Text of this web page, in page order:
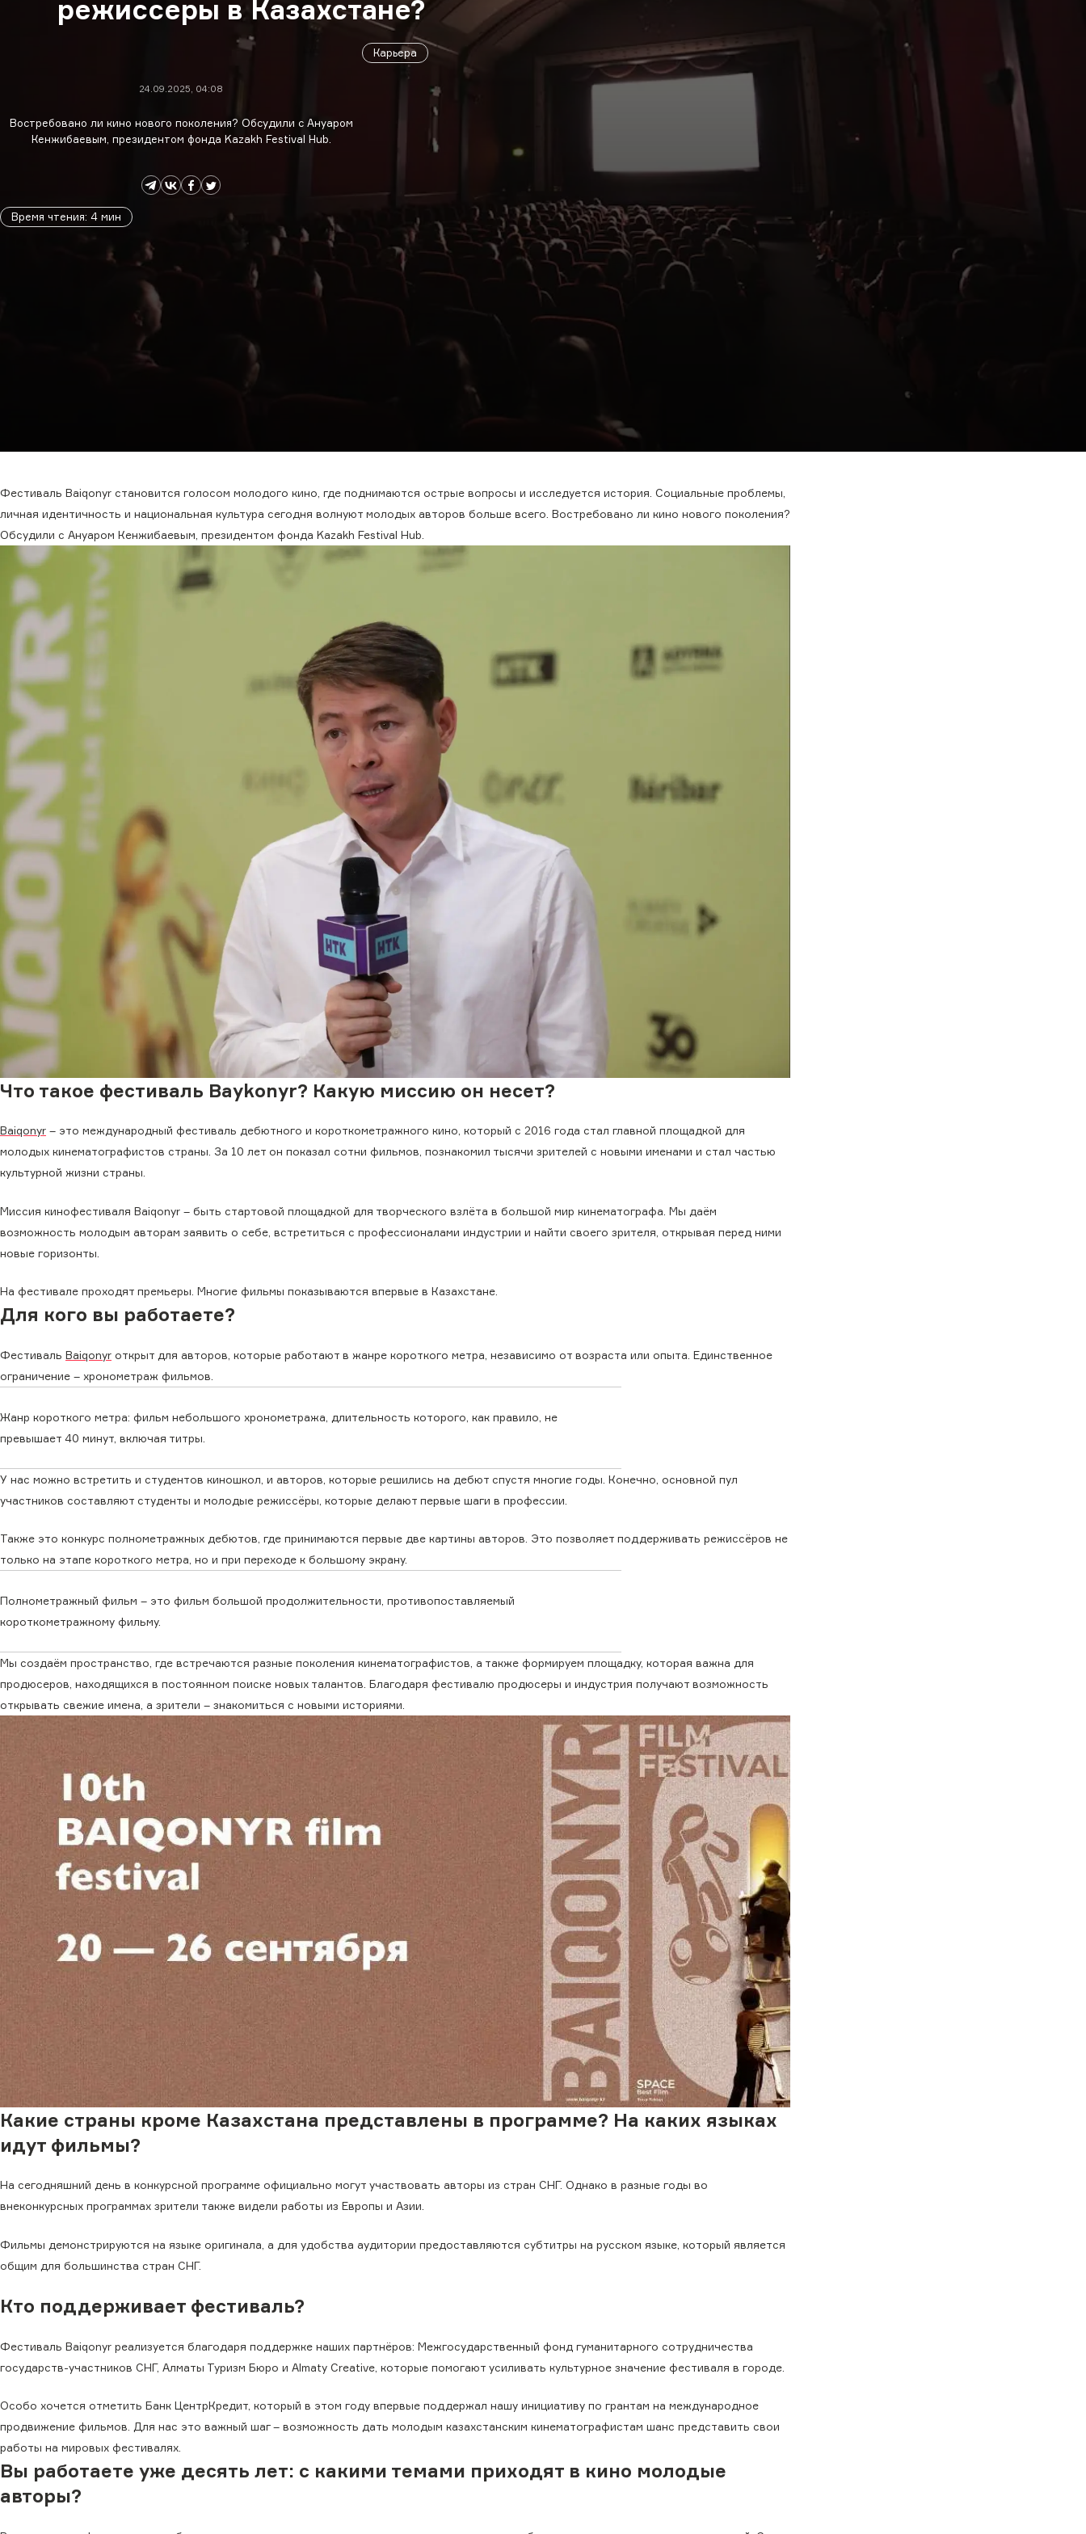
режиссеры в Казахстане?
Карьера
24.09.2025, 04:08
Востребовано ли кино нового поколения? Обсудили с Ануаром
Кенжибаевым, президентом фонда Kazakh Festival Hub.
Время чтения: 4 мин
Фестиваль Baiqonyr становится голосом молодого кино, где поднимаются острые вопросы и исследуется история. Социальные проблемы,
личная идентичность и национальная культура сегодня волнуют молодых авторов больше всего. Востребовано ли кино нового поколения?
Обсудили с Ануаром Кенжибаевым, президентом фонда Kazakh Festival Hub.
Что такое фестиваль Baykonyr? Какую миссию он несет?
Baiqonyr – это международный фестиваль дебютного и короткометражного кино, который с 2016 года стал главной площадкой для
молодых кинематографистов страны. За 10 лет он показал сотни фильмов, познакомил тысячи зрителей с новыми именами и стал частью
культурной жизни страны.
Миссия кинофестиваля Baiqonyr – быть стартовой площадкой для творческого взлёта в большой мир кинематографа. Мы даём
возможность молодым авторам заявить о себе, встретиться с профессионалами индустрии и найти своего зрителя, открывая перед ними
новые горизонты.
На фестивале проходят премьеры. Многие фильмы показываются впервые в Казахстане.
Для кого вы работаете?
Фестиваль Baiqonyr открыт для авторов, которые работают в жанре короткого метра, независимо от возраста или опыта. Единственное
ограничение – хронометраж фильмов.
Жанр короткого метра: фильм небольшого хронометража, длительность которого, как правило, не
превышает 40 минут, включая титры.
У нас можно встретить и студентов киношкол, и авторов, которые решились на дебют спустя многие годы. Конечно, основной пул
участников составляют студенты и молодые режиссёры, которые делают первые шаги в профессии.
Также это конкурс полнометражных дебютов, где принимаются первые две картины авторов. Это позволяет поддерживать режиссёров не
только на этапе короткого метра, но и при переходе к большому экрану.
Полнометражный фильм – это фильм большой продолжительности, противопоставляемый
короткометражному фильму.
Мы создаём пространство, где встречаются разные поколения кинематографистов, а также формируем площадку, которая важна для
продюсеров, находящихся в постоянном поиске новых талантов. Благодаря фестивалю продюсеры и индустрия получают возможность
открывать свежие имена, а зрители – знакомиться с новыми историями.
Какие страны кроме Казахстана представлены в программе? На каких языках
идут фильмы?
На сегодняшний день в конкурсной программе официально могут участвовать авторы из стран СНГ. Однако в разные годы во
внеконкурсных программах зрители также видели работы из Европы и Азии.
Фильмы демонстрируются на языке оригинала, а для удобства аудитории предоставляются субтитры на русском языке, который является
общим для большинства стран СНГ.
Кто поддерживает фестиваль?
Фестиваль Baiqonyr реализуется благодаря поддержке наших партнёров: Межгосударственный фонд гуманитарного сотрудничества
государств-участников СНГ, Алматы Туризм Бюро и Almaty Creative, которые помогают усиливать культурное значение фестиваля в городе.
Особо хочется отметить Банк ЦентрКредит, который в этом году впервые поддержал нашу инициативу по грантам на международное
продвижение фильмов. Для нас это важный шаг – возможность дать молодым казахстанским кинематографистам шанс представить свои
работы на мировых фестивалях.
Вы работаете уже десять лет: с какими темами приходят в кино молодые
авторы?